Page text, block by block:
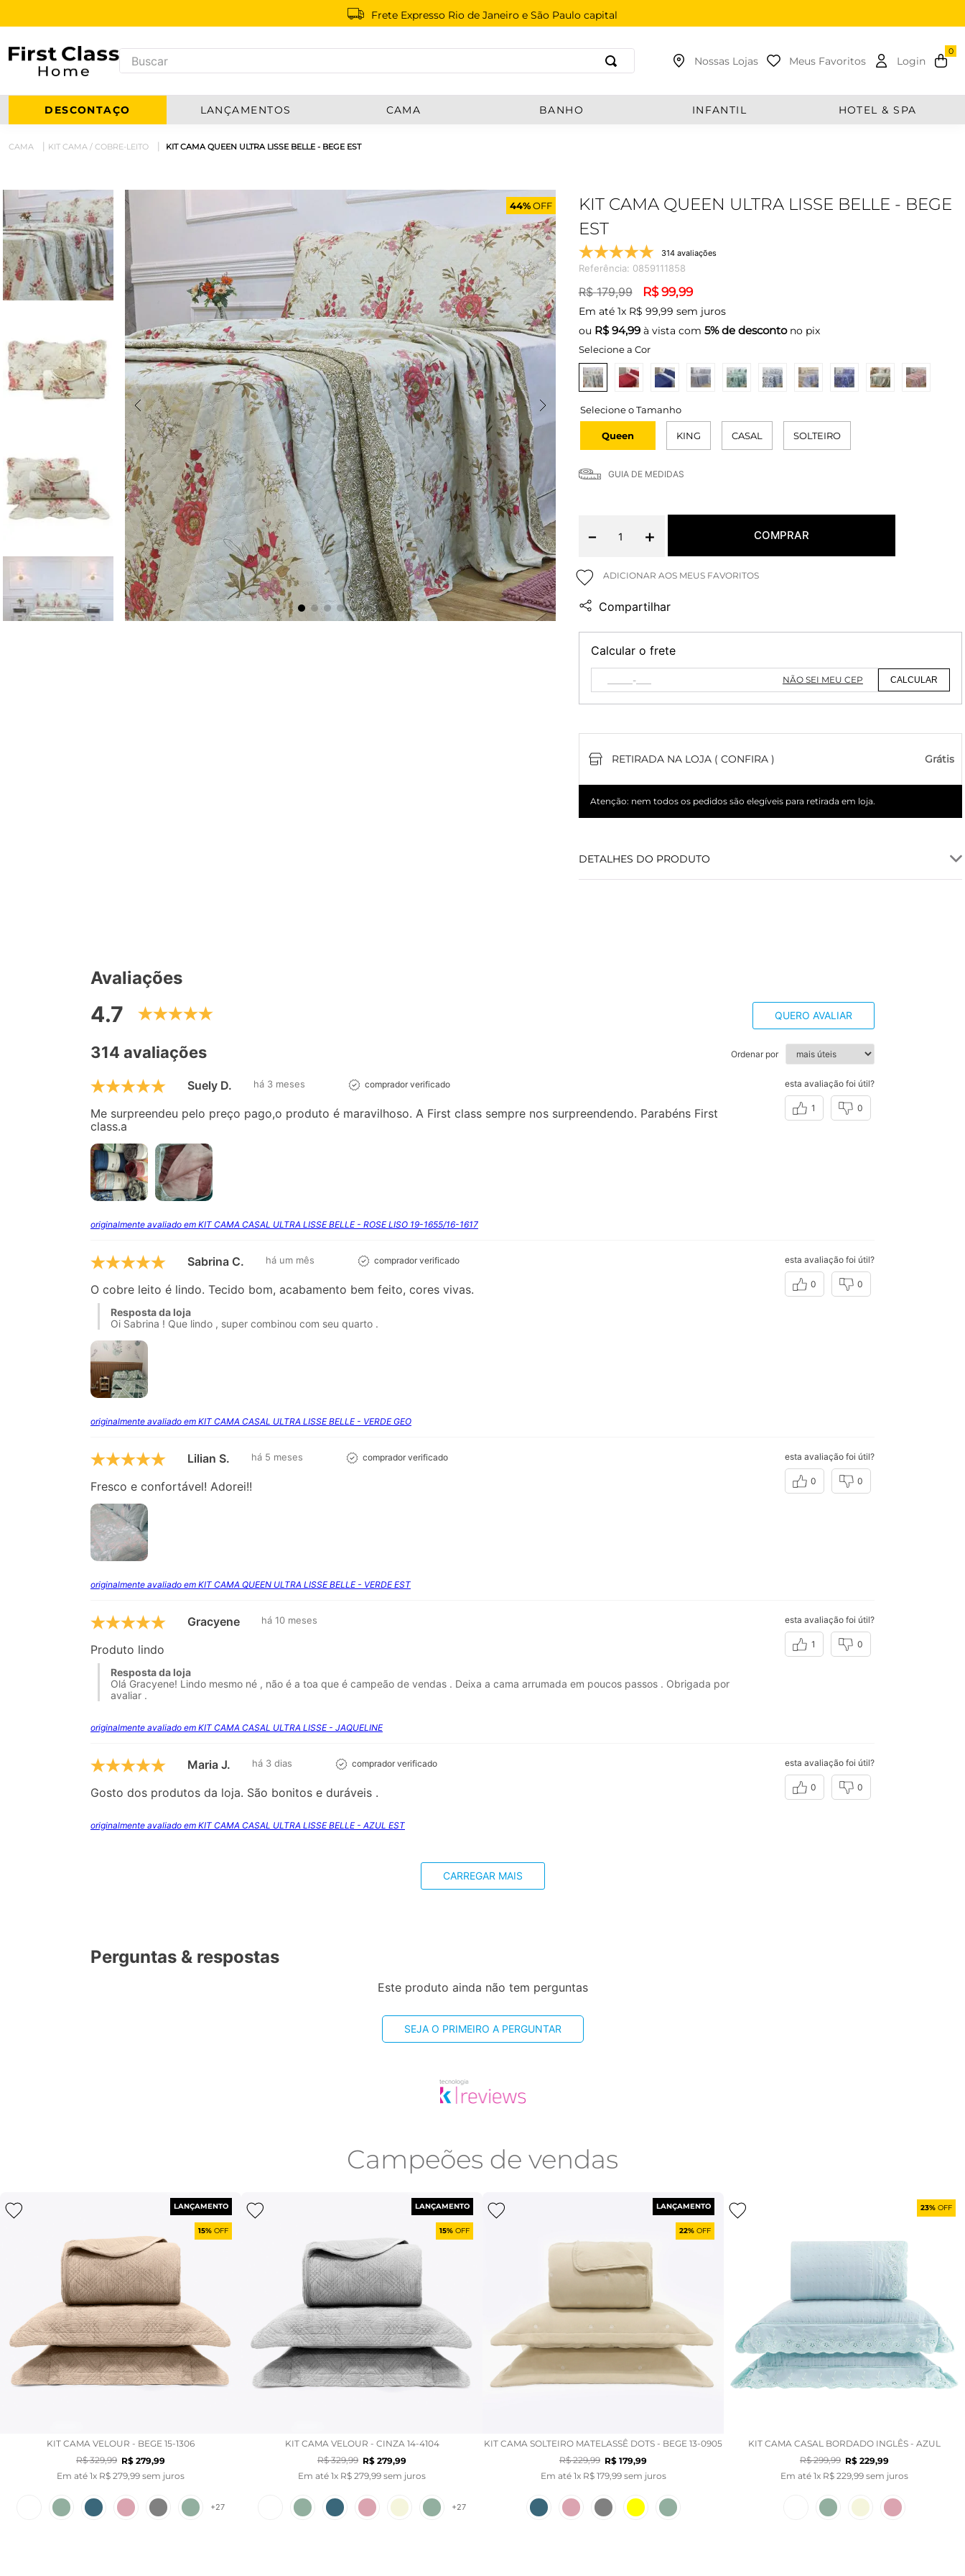
Frete Expresso Rio de Janeiro e São Paulo capital
Buscar
Nossas Lojas Meus Favoritos Login
DESCONTAÇO LANÇAMENTOS CAMA BANHO INFANTIL HOTEL & SPA
CAMA KIT CAMA / COBRE-LEITO KIT CAMA QUEEN ULTRA LISSE BELLE - BEGE EST
44%OFF
KIT CAMA QUEEN ULTRA LISSE BELLE - BEGE
EST
314 avaliações
Referência: 0859111858
R$ 179,99 R$ 99,99
Em até 1x R$ 99,99 sem juros
ou R$ 94,99à vista com 5% de descontono pix
Selecione a Cor
Queen KING CASAL SOLTEIRO
GUIA DE MEDIDAS
＋
－ COMPRAR
Compartilhar
Calcular o frete
NÃO SEI MEU CEP CALCULAR
RETIRADA NA LOJA ( CONFIRA ) Grátis
Atenção: nem todos os pedidos são elegíveis para retirada em loja.
DETALHES DO PRODUTO
Avaliações
4.7 QUERO AVALIAR
314 avaliações Ordenar por
Suely D. há 3 meses comprador verificado
Me surpreendeu pelo preço pago,o produto é maravilhoso. A First class sempre nos surpreendendo. Parabéns First
class.a
originalmente avaliado em KIT CAMA CASAL ULTRA LISSE BELLE - ROSE LISO 19-1655/16-1617
esta avaliação foi útil?
1 0
Sabrina C. há um mês comprador verificado
O cobre leito é lindo. Tecido bom, acabamento bem feito, cores vivas.
Resposta da loja
Oi Sabrina ! Que lindo , super combinou com seu quarto .
originalmente avaliado em KIT CAMA CASAL ULTRA LISSE BELLE - VERDE GEO
esta avaliação foi útil?
0 0
Lilian S. há 5 meses comprador verificado
Fresco e confortável! Adorei!!
originalmente avaliado em KIT CAMA QUEEN ULTRA LISSE BELLE - VERDE EST
esta avaliação foi útil?
0 0
Gracyene há 10 meses
Produto lindo
Resposta da loja
Olá Gracyene! Lindo mesmo né , não é a toa que é campeão de vendas . Deixa a cama arrumada em poucos passos . Obrigada por
avaliar .
originalmente avaliado em KIT CAMA CASAL ULTRA LISSE - JAQUELINE
esta avaliação foi útil?
1 0
Maria J. há 3 dias comprador verificado
Gosto dos produtos da loja. São bonitos e duráveis .
originalmente avaliado em KIT CAMA CASAL ULTRA LISSE BELLE - AZUL EST
esta avaliação foi útil?
0 0
CARREGAR MAIS
Perguntas & respostas
Este produto ainda não tem perguntas
SEJA O PRIMEIRO A PERGUNTAR
Campeões de vendas
LANÇAMENTO
15% OFF
KIT CAMA VELOUR - BEGE 15-1306
R$ 329,99 R$ 279,99
Em até 1x R$ 279 99 sem juros
+27
LANÇAMENTO
15% OFF
KIT CAMA VELOUR - CINZA 14-4104
R$ 329,99 R$ 279,99
Em até 1x R$ 279 99 sem juros
+27
LANÇAMENTO
22% OFF
KIT CAMA SOLTEIRO MATELASSÊ DOTS - BEGE 13-0905
R$ 229,99 R$ 179,99
Em até 1x R$ 179, 99sem juros
23% OFF
KIT CAMA CASAL BORDADO INGLÊS - AZUL
R$ 299,99 R$ 229,99
Em até 1x R$ 229 99 sem juros